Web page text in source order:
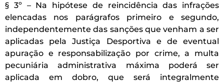
§ 3º – Na hipótese de reincidência das infrações
elencadas nos parágrafos primeiro e segundo,
independentemente das sanções que venham a ser
aplicadas pela Justiça Desportiva e de eventual
apuração e responsabilização por crime, a multa
pecuniária administrativa máxima poderá ser
aplicada em dobro, que será integralmente